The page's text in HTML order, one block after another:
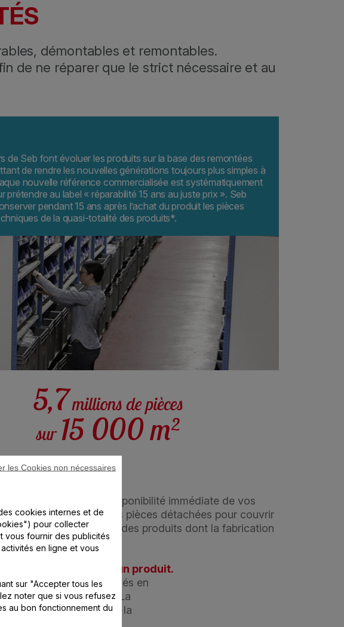
démontables et remontables.
de ne réparer que le strict nécessaire et au
de Seb font évoluer les produits sur la base des remontées
de rendre les nouvelles générations toujours plus simples à
nouvelle référence commercialisée est systématiquement
prétendre au label « réparabilité 15 ans au juste prix ». Seb
pendant 15 ans après l’achat du produit les pièces
de la quasi-totalité des produits*.
un maximum de disponibilité immédiate de vos
Seb stocke les pièces détachées pour couvrir
des années à venir, sur des produits dont la fabrication
du remplacement d’un produit.
offres de réparations clés en
économique possible. La
des pièces validées par la
cookies internes et de
pour collecter
vous fournir des publicités
en ligne et vous
sur "Accepter tous les
noter que si vous refusez
au bon fonctionnement du
les Cookies non nécessaires